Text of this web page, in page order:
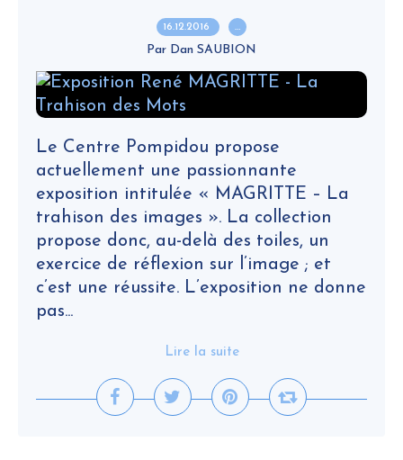
16.12.2016 …
Par Dan SAUBION
Le Centre Pompidou propose
actuellement une passionnante
exposition intitulée « MAGRITTE – La
trahison des images ». La collection
propose donc, au-delà des toiles, un
exercice de réflexion sur l’image ; et
c’est une réussite. L’exposition ne donne
pas...
Lire la suite